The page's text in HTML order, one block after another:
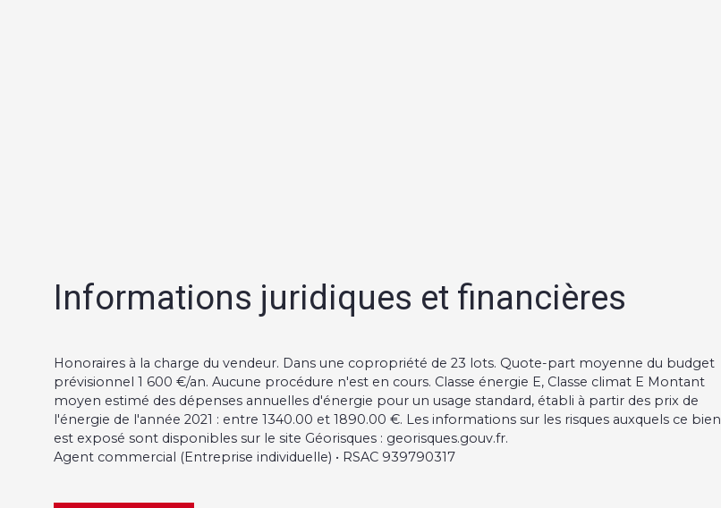
Informations juridiques et financières
Honoraires à la charge du vendeur. Dans une copropriété de 23 lots. Quote-part moyenne du budget
prévisionnel 1 600 €/an. Aucune procédure n'est en cours. Classe énergie E, Classe climat E Montant
moyen estimé des dépenses annuelles d'énergie pour un usage standard, établi à partir des prix de
l'énergie de l'année 2021 : entre 1340.00 et 1890.00 €. Les informations sur les risques auxquels ce bien
est exposé sont disponibles sur le site Géorisques : georisques.gouv.fr.
Agent commercial (Entreprise individuelle) • RSAC 939790317